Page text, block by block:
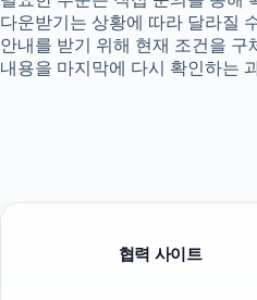
다운받기는 상황에 따라 달라질
안내를 받기 위해 현재 조건을 구
내용을 마지막에 다시 확인하는
협력 사이트